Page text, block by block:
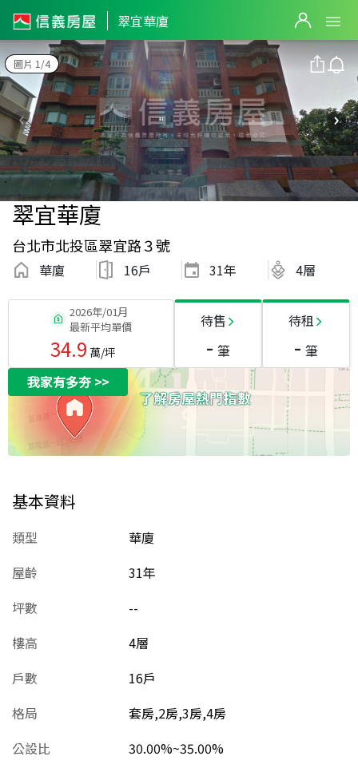
翠宜華廈
圖片 1/4
翠宜華廈
台北市北投區翠宜路３號
華廈 16戶 31年 4層
2026年/01月
最新平均單價
34.9 萬/坪
待售
- 筆
待租
- 筆
我家有多夯>>
基本資料
類型
華廈
屋齡
31年
坪數
--
樓高
4層
戶數
16戶
格局
套房,2房,3房,4房
公設比
30.00%~35.00%